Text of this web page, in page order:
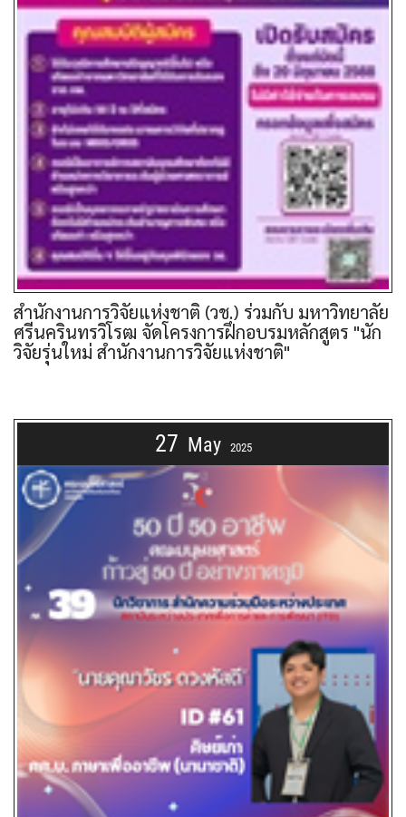
สำนักงานการวิจัยแห่งชาติ (วช.) ร่วมกับ มหาวิทยาลัย
ศรีนครินทรวิโรฒ จัดโครงการฝึกอบรมหลักสูตร "นัก
วิจัยรุ่นใหม่ สำนักงานการวิจัยแห่งชาติ"
27 May 2025